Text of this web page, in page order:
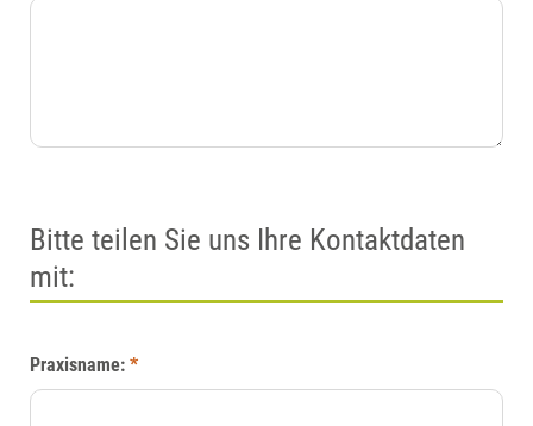
Bitte teilen Sie uns Ihre Kontaktdaten
mit:
Praxisname: *